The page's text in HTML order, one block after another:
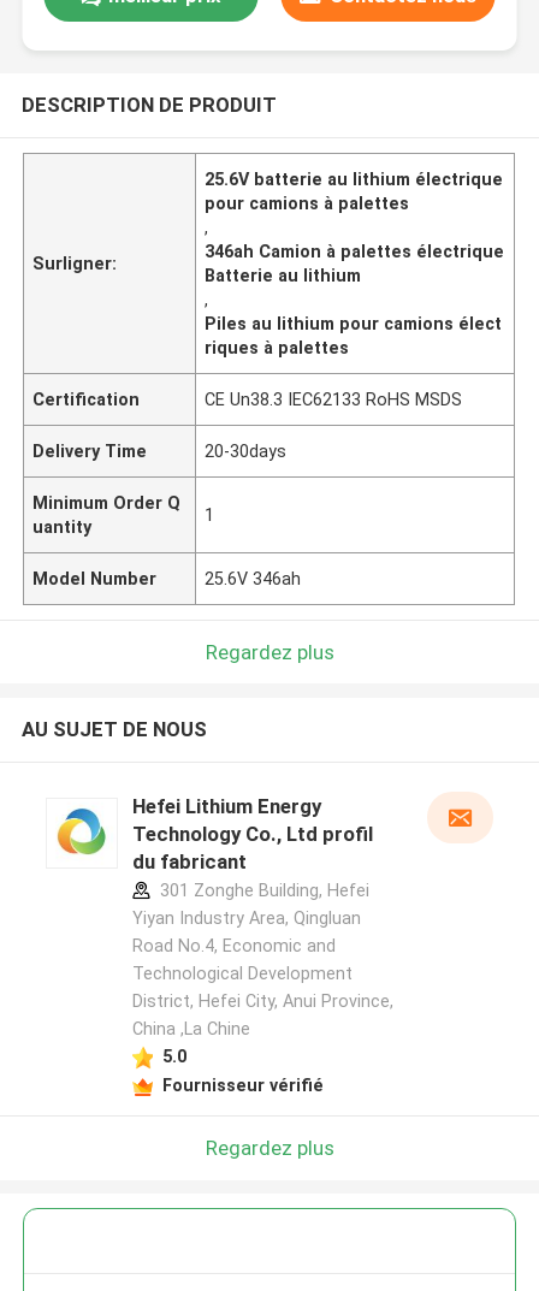
DESCRIPTION DE PRODUIT
Surligner:
25.6V batterie au lithium électrique
pour camions à palettes
,
346ah Camion à palettes électrique
Batterie au lithium
,
Piles au lithium pour camions élect
riques à palettes
Certification CE Un38.3 IEC62133 RoHS MSDS
Delivery Time 20-30days
Minimum Order Q
uantity
1
Model Number 25.6V 346ah
Regardez plus
AU SUJET DE NOUS
Hefei Lithium Energy
Technology Co., Ltd profil
du fabricant
301 Zonghe Building, Hefei
Yiyan Industry Area, Qingluan
Road No.4, Economic and
Technological Development
District, Hefei City, Anui Province,
China ,La Chine
5.0
Fournisseur vérifié
Regardez plus